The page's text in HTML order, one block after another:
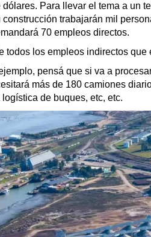
Para llevar el tema a un
trabajarán mil
70 empleos directos.
todos los empleos indirectos que
pensá que si va a
más de 180 camiones
de buques, etc, etc.